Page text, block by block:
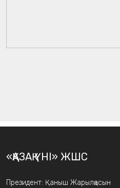
«ҚАЗАҚ ҮНІ» ЖШС
Президент: Қаныш Жарылқасын